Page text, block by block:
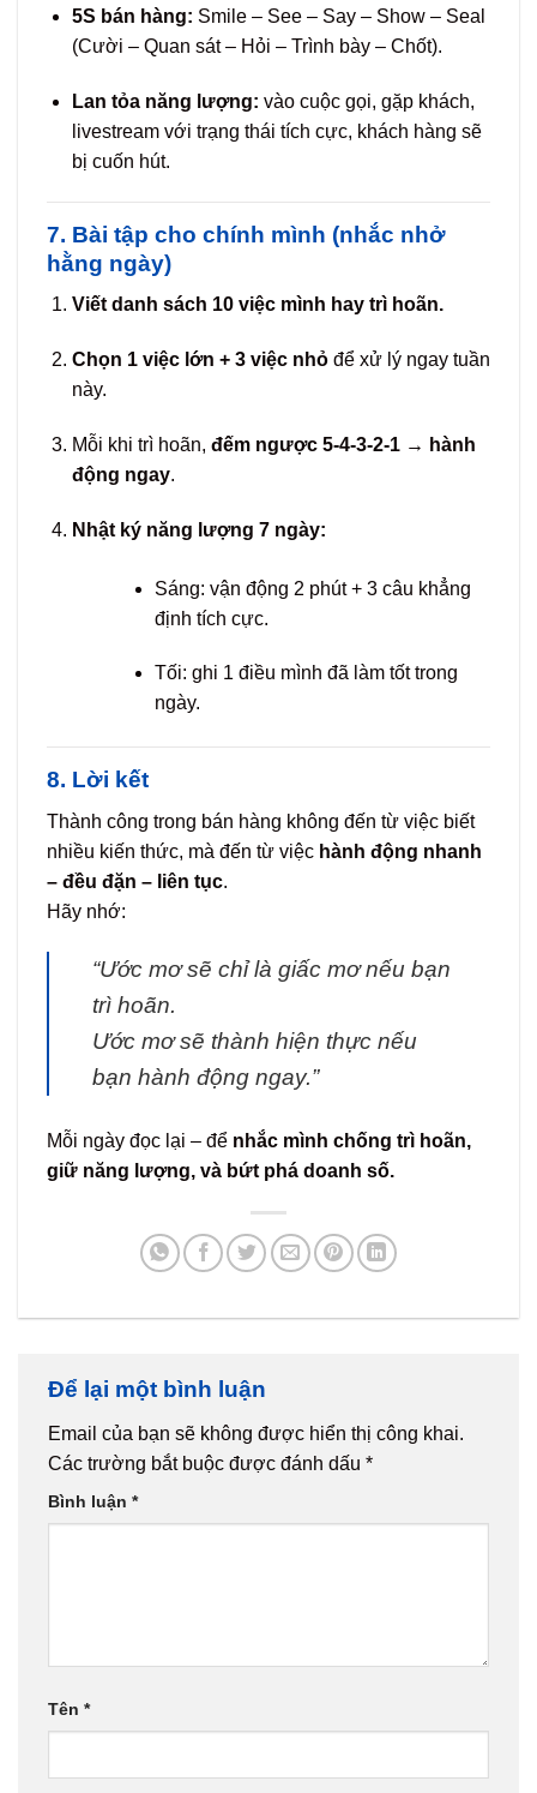
5S bán hàng: Smile – See – Say – Show – Seal
(Cười – Quan sát – Hỏi – Trình bày – Chốt).
Lan tỏa năng lượng: vào cuộc gọi, gặp khách,
livestream với trạng thái tích cực, khách hàng sẽ
bị cuốn hút.
7. Bài tập cho chính mình (nhắc nhở
hằng ngày)
Viết danh sách 10 việc mình hay trì hoãn.
Chọn 1 việc lớn + 3 việc nhỏđể xử lý ngay tuần
này.
Mỗi khi trì hoãn, đếm ngược 5-4-3-2-1 → hành
động ngay.
Nhật ký năng lượng 7 ngày:
Sáng: vận động 2 phút + 3 câu khẳng
định tích cực.
Tối: ghi 1 điều mình đã làm tốt trong
ngày.
8. Lời kết
Thành công trong bán hàng không đến từ việc biết
nhiều kiến thức, mà đến từ việc hành động nhanh
– đều đặn – liên tục.
Hãy nhớ:
“Ước mơ sẽ chỉ là giấc mơ nếu bạn
trì hoãn.
Ước mơ sẽ thành hiện thực nếu
bạn hành động ngay.”
Mỗi ngày đọc lại – để nhắc mình chống trì hoãn,
giữ năng lượng, và bứt phá doanh số.
Để lại một bình luận
Email của bạn sẽ không được hiển thị công khai.
Các trường bắt buộc được đánh dấu *
Bình luận *
Tên *